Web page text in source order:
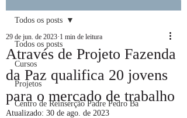
Todos os posts
Cursos
Projetos
Centro de Reinserção Padre Pedro Ba
Todos os posts
Através de Projeto Fazenda
da Paz qualifica 20 jovens
para o mercado de trabalho
29 de jun. de 2023 1 min de leitura
Atualizado: 30 de ago. de 2023